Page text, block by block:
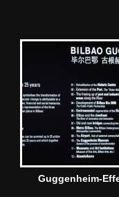
Guggenheim-